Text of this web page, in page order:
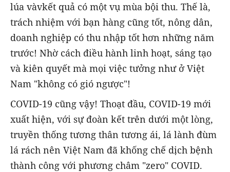
lúa vàvkết quả có một vụ mùa bội thu. Thế là,
trách nhiệm với bạn hàng cũng tốt, nông dân,
doanh nghiệp có thu nhập tốt hơn những năm
trước! Nhờ cách điều hành linh hoạt, sáng tạo
và kiên quyết mà mọi việc tưởng như ở Việt
Nam "không có gió ngược"!
COVID-19 cũng vậy! Thoạt đầu, COVID-19 mới
xuất hiện, với sự đoàn kết trên dưới một lòng,
truyền thống tương thân tương ái, lá lành đùm
lá rách nên Việt Nam đã khống chế dịch bệnh
thành công với phương châm "zero" COVID.